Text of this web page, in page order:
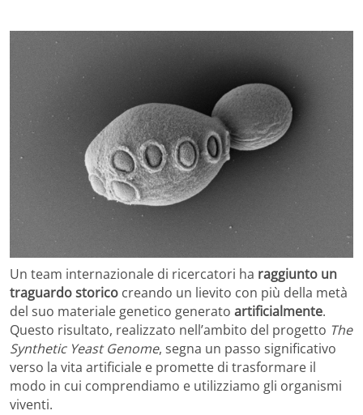
Un team internazionale di ricercatori ha raggiunto un
traguardo storico creando un lievito con più della metà
del suo materiale genetico generato artificialmente.
Questo risultato, realizzato nell’ambito del progetto The
Synthetic Yeast Genome, segna un passo significativo
verso la vita artificiale e promette di trasformare il
modo in cui comprendiamo e utilizziamo gli organismi
viventi.